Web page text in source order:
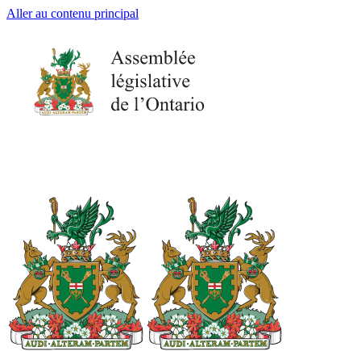
Aller au contenu principal